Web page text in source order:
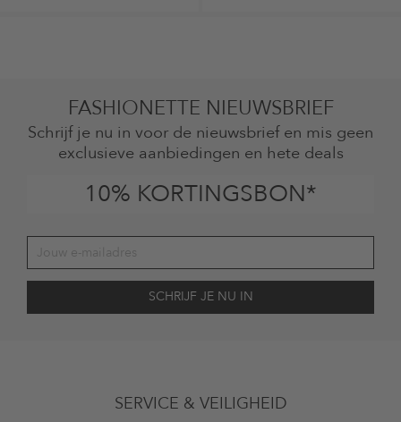
FASHIONETTE NIEUWSBRIEF
Schrijf je nu in voor de nieuwsbrief en mis geen
exclusieve aanbiedingen en hete deals
10% KORTINGSBON*
gegevens gebruikt voor reclamedoeleinden conform de bepalingen
SERVICE & VEILIGHEID